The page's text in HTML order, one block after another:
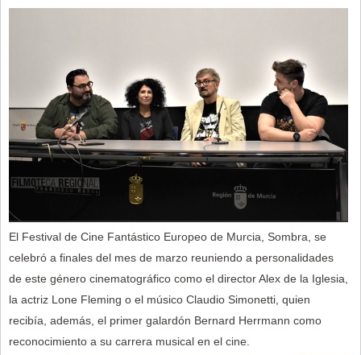
El Festival de Cine Fantástico Europeo de Murcia, Sombra, se
celebró a finales del mes de marzo reuniendo a personalidades
de este género cinematográfico como el director Alex de la Iglesia,
la actriz Lone Fleming o el músico Claudio Simonetti, quien
recibía, además, el primer galardón Bernard Herrmann como
reconocimiento a su carrera musical en el cine.